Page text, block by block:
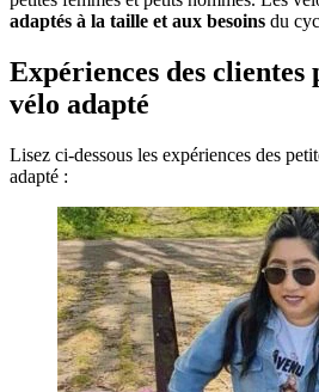
adaptés à la taille et aux besoins du
Expériences des clientes
vélo adapté
Lisez ci-dessous les expériences des
adapté :